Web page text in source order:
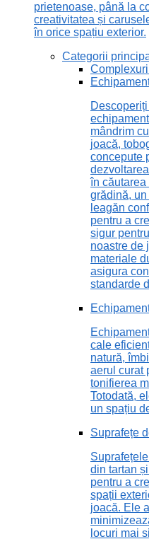
prietenoase, până la
creativitatea și
în orice spațiu exterior.
Categorii
mândrim
joacă,
concepute
în căutarea
grădină,
leagăn
pentru a
sigur
noastre de
materiale
asigura
standarde
cale
natură,
aerul curat
tonifierea
Totodată,
un spațiu
Suprafețe
din tartan
pentru a
spații
joacă. Ele
locuri mai